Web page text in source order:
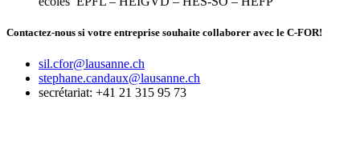
Contactez-nous si votre entreprise souhaite collaborer avec le C-FOR!
sil.cfor@lausanne.ch
stephane.candaux@lausanne.ch
secrétariat: +41 21 315 95 73